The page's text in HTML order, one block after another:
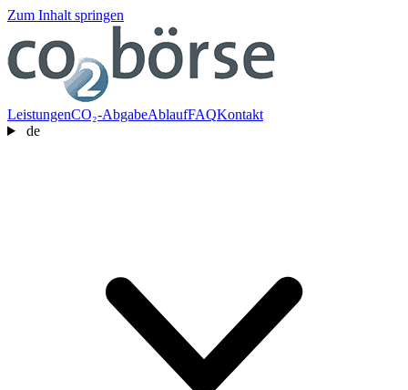
Zum Inhalt springen
LeistungenCO₂-AbgabeAblaufFAQKontakt
de